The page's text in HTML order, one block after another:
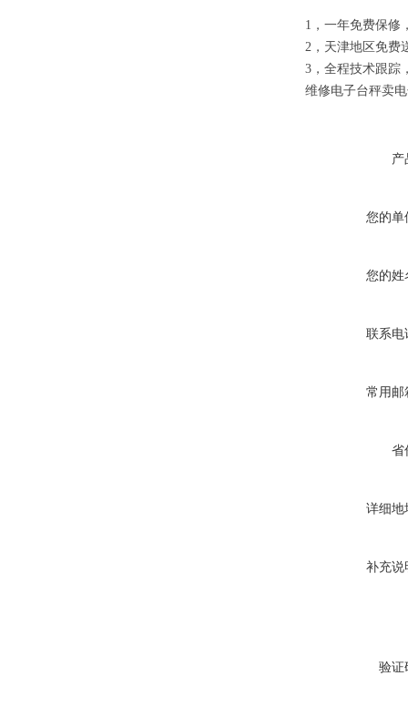
1，一年免费保修
2， 天津地区免费
3，全程技术跟踪
维修电子台秤
产
您的单
您的姓
联系电
常用邮
省
详细地
补充说
验证